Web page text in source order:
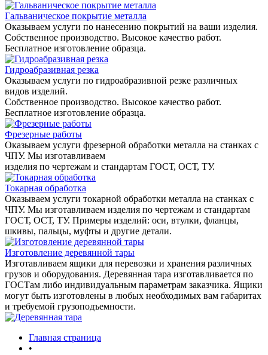
Гальваническое покрытие металла
Оказываем услуги по нанесению покрытий на ваши изделия.
Собственное производство. Высокое качество работ.
Бесплатное изготовление образца.
Гидроабразивная резка
Оказываем услуги по гидроабразивной резке различных
видов изделий.
Собственное производство. Высокое качество работ.
Бесплатное изготовление образца.
Фрезерные работы
Оказываем услуги фрезерной обработки металла на станках с
ЧПУ. Мы изготавливаем
изделия по чертежам и стандартам ГОСТ, ОСТ, ТУ.
Токарная обработка
Оказываем услуги токарной обработки металла на станках с
ЧПУ. Мы изготавливаем изделия по чертежам и стандартам
ГОСТ, ОСТ, ТУ. Примеры изделий: оси, втулки, фланцы,
шкивы, пальцы, муфты и другие детали.
Изготовление деревянной тары
Изготавливаем ящики для перевозки и хранения различных
грузов и оборудования. Деревянная тара изготавливается по
ГОСТам либо индивидуальным параметрам заказчика. Ящики
могут быть изготовлены в любых необходимых вам габаритах
и требуемой грузоподъемности.
Главная страница
•